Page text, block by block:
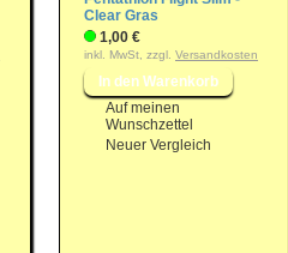
Clear Gras
1,00 €
inkl. MwSt, zzgl. Versandkosten
Auf meinen
Wunschzettel
Neuer Vergleich